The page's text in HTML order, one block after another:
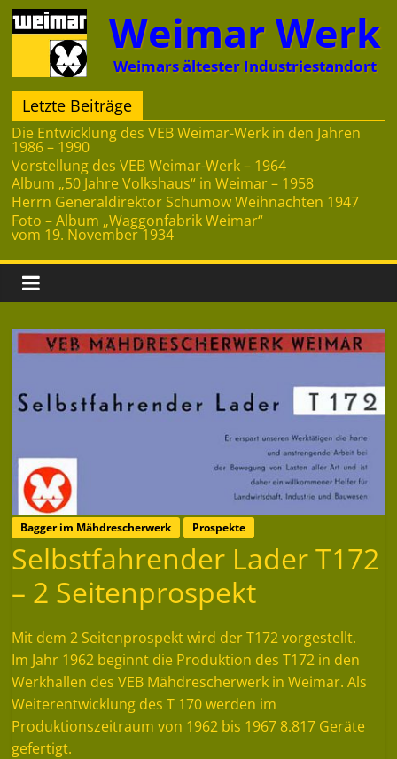
Zum
Inhalt
springen
Weimar Werk
Weimars ältester Industriestandort
Letzte Beiträge
Die Entwicklung des VEB Weimar-Werk in den Jahren
1986 – 1990
Vorstellung des VEB Weimar-Werk – 1964
Album „50 Jahre Volkshaus“ in Weimar – 1958
Herrn Generaldirektor Schumow Weihnachten 1947
Foto – Album „Waggonfabrik Weimar“
vom 19. November 1934
Bagger im Mähdrescherwerk Prospekte
Selbstfahrender Lader T172
– 2 Seitenprospekt
Mit dem 2 Seitenprospekt wird der T172 vorgestellt.
Im Jahr 1962 beginnt die Produktion des T172 in den
Werkhallen des VEB Mähdrescherwerk in Weimar. Als
Weiterentwicklung des T 170 werden im
Produktionszeitraum von 1962 bis 1967 8.817 Geräte
gefertigt.